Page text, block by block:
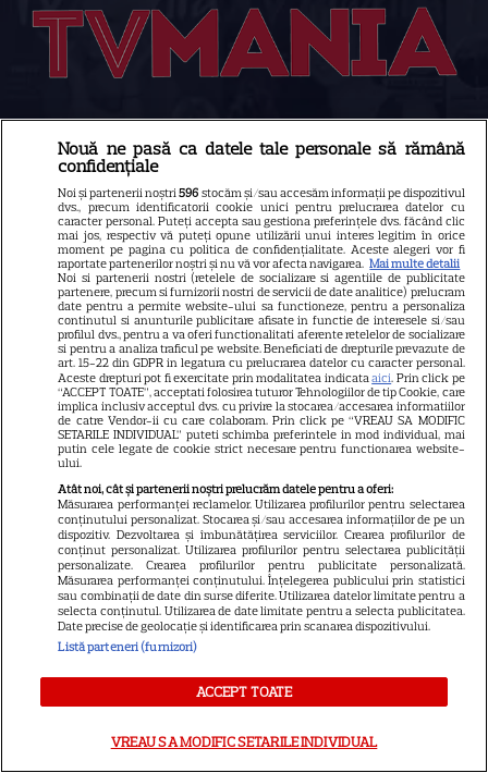
Contacte televiziuni
Abonamente
Publicitate
Termeni și condiții
Despre cookies
Politica de confidenţialitate
Sitemap
NUMĂRUL CURENT
ABONEAZA-TE LA REVISTĂ
Libertatea pentru femei
GSP
Nouă ne pasă ca datele tale personale să rămână
confidențiale
Noi și partenerii noștri596 stocăm și/sau accesăm informații pe dispozitivul
dvs., precum identificatorii cookie unici pentru prelucrarea datelor cu
caracter personal. Puteți accepta sau gestiona preferințele dvs. făcând clic
mai jos, respectiv vă puteți opune utilizării unui interes legitim în orice
moment pe pagina cu politica de confidențialitate. Aceste alegeri vor fi
raportate partenerilor noștri și nu vă vor afecta navigarea. Mai multe detalii
Noi si partenerii nostri (retelele de socializare si agentiile de publicitate
partenere, precum si furnizorii nostri de servicii de date analitice) prelucram
date pentru a permite website-ului sa functioneze, pentru a personaliza
continutul si anunturile publicitare afisate in functie de interesele si/sau
profilul dvs., pentru a va oferi functionalitati aferente retelelor de socializare
si pentru a analiza traficul pe website. Beneficiati de drepturile prevazute de
art. 15-22 din GDPR in legatura cu prelucrarea datelor cu caracter personal.
Aceste drepturi pot fi exercitate prin modalitatea indicataaici. Prin click pe
“ACCEPT TOATE”, acceptati folosirea tuturor Tehnologiilor de tip Cookie, care
implica inclusiv acceptul dvs. cu privire la stocarea/accesarea informatiilor
de catre Vendor-ii cu care colaboram. Prin click pe “VREAU SA MODIFIC
SETARILE INDIVIDUAL” puteti schimba preferintele in mod individual, mai
putin cele legate de cookie strict necesare pentru functionarea website-
ului.
Atât noi, cât și partenerii noștri prelucrăm datele pentru a oferi:
Măsurarea performanței reclamelor. Utilizarea profilurilor pentru selectarea
conținutului personalizat. Stocarea și/sau accesarea informațiilor de pe un
dispozitiv. Dezvoltarea și îmbunătățirea serviciilor. Crearea profilurilor de
conținut personalizat. Utilizarea profilurilor pentru selectarea publicității
personalizate. Crearea profilurilor pentru publicitate personalizată.
Măsurarea performanței conținutului. Înțelegerea publicului prin statistici
sau combinații de date din surse diferite. Utilizarea datelor limitate pentru a
selecta conținutul. Utilizarea de date limitate pentru a selecta publicitatea.
Date precise de geolocație și identificarea prin scanarea dispozitivului.
Listă parteneri (furnizori)
ACCEPT TOATE
VREAU SA MODIFIC SETARILE INDIVIDUAL